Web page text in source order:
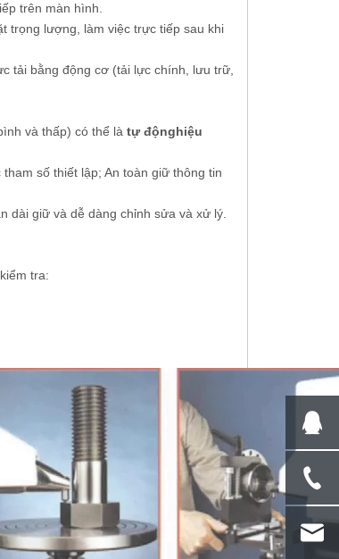
trên màn hình.
trọng lượng, làm việc trực tiếp sau khi
tải bằng động cơ (tải lực chính, lưu trữ,
và thấp) có thể là tự độnghiệu
số thiết lập; An toàn giữ thông tin
dài giữ và dễ dàng chỉnh sửa và xử lý.
tra: